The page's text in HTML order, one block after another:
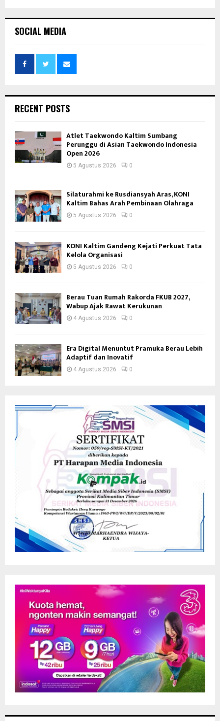
SOCIAL MEDIA
RECENT POSTS
Atlet Taekwondo Kaltim Sumbang
Perunggu di Asian Taekwondo Indonesia
Open 2026
5 Agustus 2026 0
Silaturahmi ke Rusdiansyah Aras, KONI
Kaltim Bahas Arah Pembinaan Olahraga
5 Agustus 2026 0
KONI Kaltim Gandeng Kejati Perkuat Tata
Kelola Organisasi
5 Agustus 2026 0
Berau Tuan Rumah Rakorda FKUB 2027,
Wabup Ajak Rawat Kerukunan
4 Agustus 2026 0
Era Digital Menuntut Pramuka Berau Lebih
Adaptif dan Inovatif
4 Agustus 2026 0